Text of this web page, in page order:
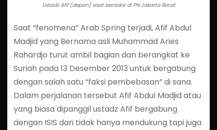
Ustadz Afif (depan) saat bersaksi di PN Jakarta Barat
Saat “fenomena” Arab Spring terjadi, Afif Abdul
Madjid yang Bernama asli Muhammad Aries
Rahardjo turut ambil bagian dan berangkat ke
Suriah pada 13 Desember 2013 untuk bergabung
dengan salah satu “faksi pembebasan” di sana.
Dalam perjalanan tersebut Afif Abdul Madjid atau
yang biasa dipanggil ustadz Afif bergabung
dengan ISIS dan tidak hanya mendukung tapi juga